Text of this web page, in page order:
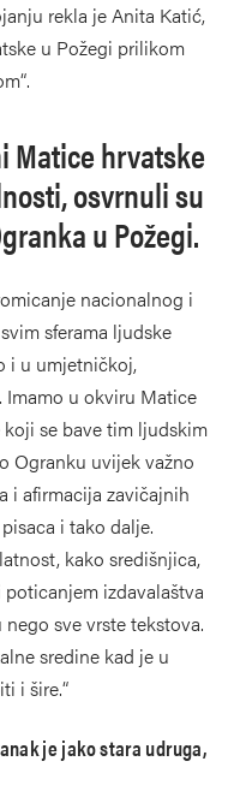
rekla je Anita Katić,
u Požegi prilikom
Matice hrvatske
osvrnuli su
u Požegi.
nacionalnog i
sferama ljudske
i u umjetničkoj,
Imamo u okviru Matice
se bave tim ljudskim
Ogranku uvijek važno
i afirmacija zavičajnih
i tako dalje.
kako središnjica,
izdavalaštva
sve vrste tekstova.
sredine kad je u
i šire.“
je jako stara udruga,